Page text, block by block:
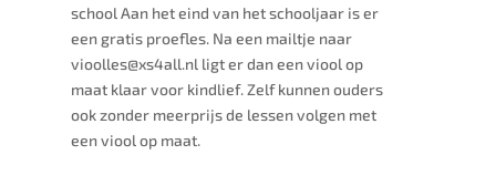
school Aan het eind van het schooljaar is er
een gratis proefles. Na een mailtje naar
vioolles@xs4all.nl ligt er dan een viool op
maat klaar voor kindlief. Zelf kunnen ouders
ook zonder meerprijs de lessen volgen met
een viool op maat.